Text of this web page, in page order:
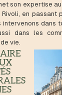
son expertise
en passant
intervenons dans
dans les
vie.